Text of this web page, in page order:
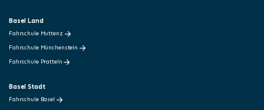
Basel Land
Fahrschule Muttenz
Fahrschule Münchenstein
Fahrschule Pratteln
Basel Stadt
Fahrschule Basel